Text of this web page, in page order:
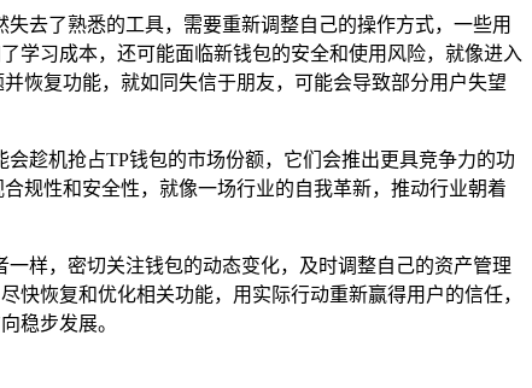
去了熟悉的工具，需要重新调整自己的操作方式，一些用
学习成本，还可能面临新钱包的安全和使用风险，就像进入
恢复功能，就如同失信于朋友，可能会导致部分用户失望
趁机抢占TP钱包的市场份额，它们会推出更具竞争力的功
规性和安全性，就像一场行业的自我革新，推动行业朝着
样，密切关注钱包的动态变化，及时调整自己的资产管理
恢复和优化相关功能，用实际行动重新赢得用户的信任，
稳步发展。